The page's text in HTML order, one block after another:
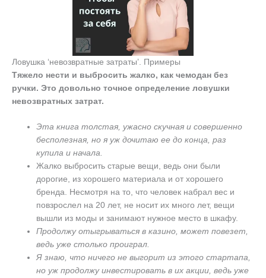
Ловушка ‘невозвратные затраты’. Примеры
Тяжело нести и выбросить жалко, как чемодан без
ручки. Это довольно точное определение ловушки
невозвратных затрат.
Эта книга толстая, ужасно скучная и совершенно
бесполезная, но я уж дочитаю ее до конца, раз
купила и начала.
Жалко выбросить старые вещи, ведь они были
дорогие, из хорошего материала и от хорошего
бренда. Несмотря на то, что человек набрал вес и
повзрослел на 20 лет, не носит их много лет, вещи
вышли из моды и занимают нужное место в шкафу.
Продолжу отыгрываться в казино, может повезет,
ведь уже столько проиграл.
Я знаю, что ничего не выгорит из этого стартапа,
но уж продолжу инвестировать в их акции, ведь уже